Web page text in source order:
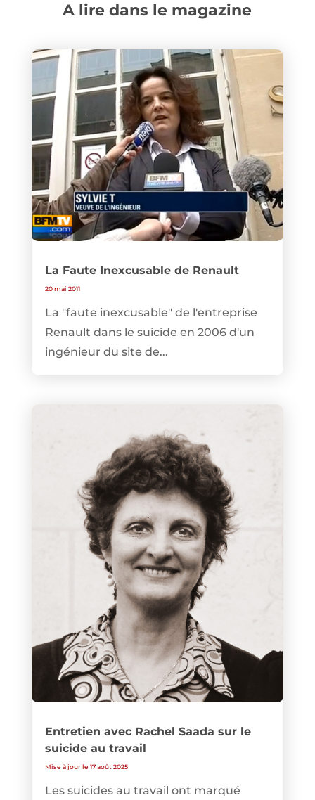
A lire dans le magazine
La Faute Inexcusable de Renault
20 mai 2011
La "faute inexcusable" de l'entreprise
Renault dans le suicide en 2006 d'un
ingénieur du site de...
Entretien avec Rachel Saada sur le
suicide au travail
Mise à jour le 17 août 2025
Les suicides au travail ont marqué